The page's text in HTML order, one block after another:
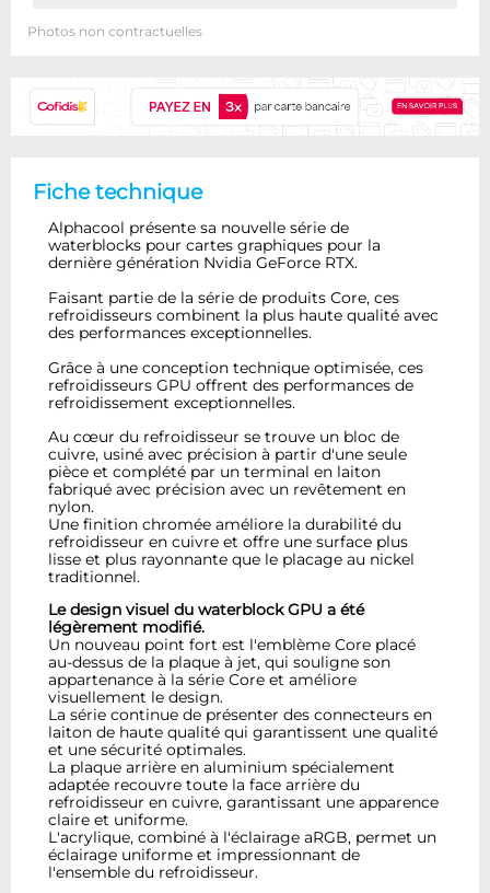
Photos non contractuelles
Fiche technique
Alphacool présente sa nouvelle série de
waterblocks pour cartes graphiques pour la
dernière génération Nvidia GeForce RTX.
Faisant partie de la série de produits Core, ces
refroidisseurs combinent la plus haute qualité avec
des performances exceptionnelles.
Grâce à une conception technique optimisée, ces
refroidisseurs GPU offrent des performances de
refroidissement exceptionnelles.
Au cœur du refroidisseur se trouve un bloc de
cuivre, usiné avec précision à partir d'une seule
pièce et complété par un terminal en laiton
fabriqué avec précision avec un revêtement en
nylon.
Une finition chromée améliore la durabilité du
refroidisseur en cuivre et offre une surface plus
lisse et plus rayonnante que le placage au nickel
traditionnel.
Le design visuel du waterblock GPU a été
légèrement modifié.
Un nouveau point fort est l'emblème Core placé
au-dessus de la plaque à jet, qui souligne son
appartenance à la série Core et améliore
visuellement le design.
La série continue de présenter des connecteurs en
laiton de haute qualité qui garantissent une qualité
et une sécurité optimales.
La plaque arrière en aluminium spécialement
adaptée recouvre toute la face arrière du
refroidisseur en cuivre, garantissant une apparence
claire et uniforme.
L'acrylique, combiné à l'éclairage aRGB, permet un
éclairage uniforme et impressionnant de
l'ensemble du refroidisseur.